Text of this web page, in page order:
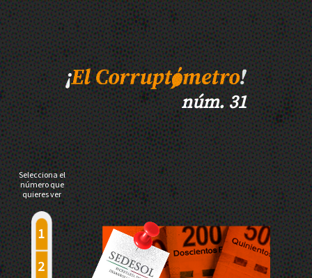
núm. 31
Selecciona el
número que
quieres ver